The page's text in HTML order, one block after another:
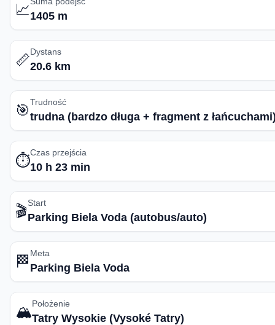
📈1405 m
📏Dystans
20.6 km
🎯Trudność
trudna (bardzo długa + fragment z
⏱️Czas przejścia
10 h 23 min
🎬Start
Parking Biela Voda (autobus/auto)
🏁 Meta
Parking Biela Voda
🏔️Położenie
Tatry Wysokie (Vysoké Tatry)